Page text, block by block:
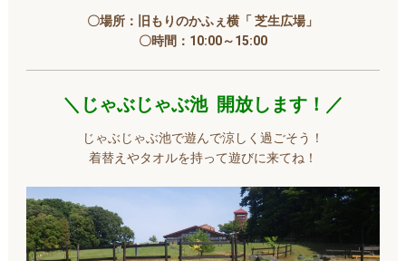
〇場所：旧もりのかふぇ横「 芝生広場」
〇時間：10:00～15:00
＼じゃぶじゃぶ池 開放します！／
じゃぶじゃぶ池で遊んで涼しく過ごそう！
着替えやタオルを持って遊びに来てね！